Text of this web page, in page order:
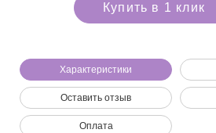
Купить в 1 клик
Характеристики
Оставить отзыв
Оплата
Мы позвоним вам на номер: